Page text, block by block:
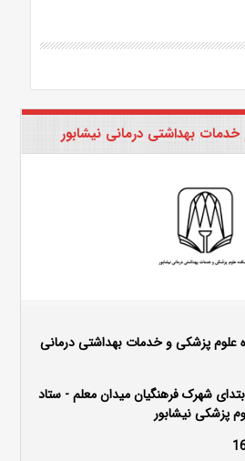
بهداشتی درمانی نیشابور
پزشکی و خدمات بهداشتی درمانی
شهرک فرهنگیان میدان معلم - ستاد
پزشکی نیشابور